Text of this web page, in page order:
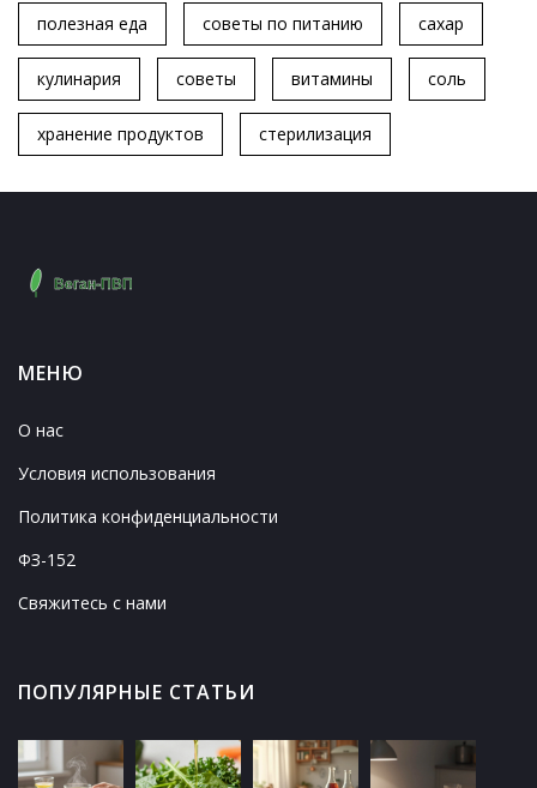
полезная еда советы по питанию сахар
кулинария советы витамины соль
хранение продуктов стерилизация
МЕНЮ
О нас
Условия использования
Политика конфиденциальности
ФЗ-152
Свяжитесь с нами
ПОПУЛЯРНЫЕ СТАТЬИ